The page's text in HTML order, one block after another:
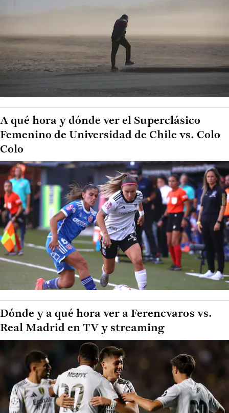
A qué hora y dónde ver el Superclásico
Femenino de Universidad de Chile vs. Colo
Colo
Dónde y a qué hora ver a Ferencvaros vs.
Real Madrid en TV y streaming